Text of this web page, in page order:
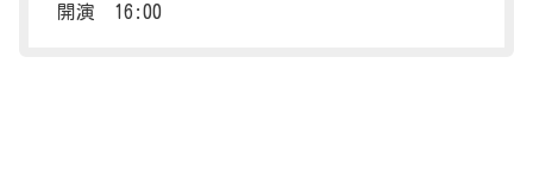
開演 16:00